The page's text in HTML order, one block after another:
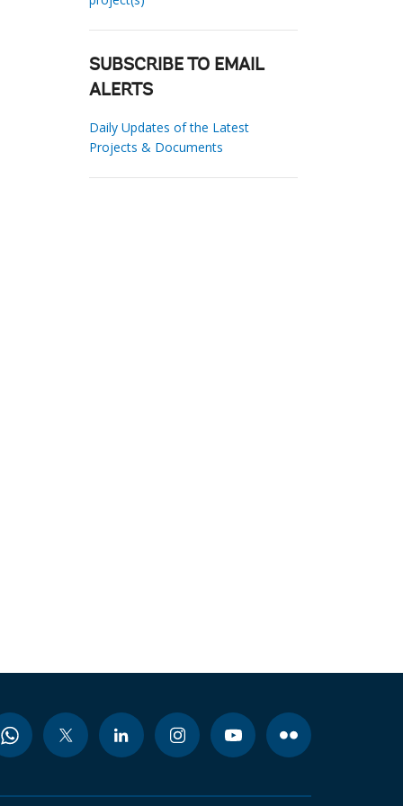
SUBSCRIBE TO EMAIL
ALERTS
Daily Updates of the Latest
Projects & Documents